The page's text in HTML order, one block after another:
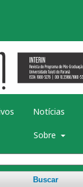
Notícias
Sobre
Buscar